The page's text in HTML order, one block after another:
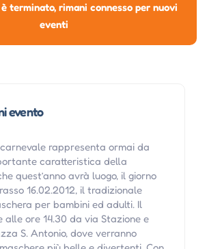
terminato, rimani connesso per nuovi
eventi
evento
rappresenta ormai da
caratteristica della
quest’anno avrà luogo, il giorno
16.02.2012, il tradizionale
per bambini ed adulti. Il
ore 14.30 da via Stazione e
S. Antonio, dove verranno